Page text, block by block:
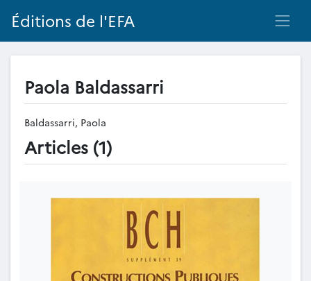
Éditions de l'EFA
Paola Baldassarri
Baldassarri, Paola
Articles (1)